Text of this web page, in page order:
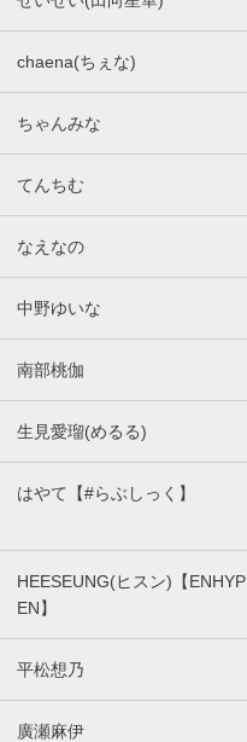
chaena(ちぇな)
ちゃんみな
てんちむ
なえなの
中野ゆいな
南部桃伽
生見愛瑠(めるる)
はやて【#らぶしっく】
HEESEUNG(ヒスン)【ENHYP
EN】
平松想乃
廣瀬麻伊